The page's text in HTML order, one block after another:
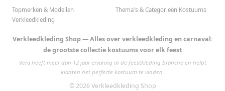
Topmerken & Modellen
Verkleedkleding
Thema's & Categorieën Kostuums
Verkleedkleding Shop — Alles over verkleedkleding en carnaval:
de grootste collectie kostuums voor elk feest
Vera heeft meer dan 12 jaar ervaring in de feestkleding branche en helpt
klanten het perfecte kostuum te vinden.
© 2026 Verkleedkleding Shop